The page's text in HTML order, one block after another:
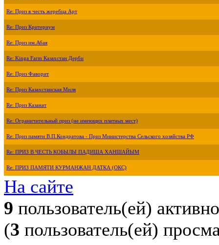
Re: Приз в честь жеребца Арт
Re: Приз Критериум
Re: Приз им.Абая
Re: Kinga Farm Казахстан Дерби
Re: Приз Фаворит
Re: Приз Казахстанская Миля
Re: Приз Казанат
Re: Ограничительный приз (не имеющих платных мест)
Re: Приз памяти В.П.Кондратова - Приз Министерства Сельского хозяйства РФ
Re: ПРИЗ В ЧЕСТЬ КОБЫЛЫ ПАДИША ХАНШАЙЫМ
Re: ПРИЗ ПАМЯТИ КУРМАНЖАН ДАТКА (ОКС)
На сайте
9 пользователь(ей) активно
(3 пользователь(ей)